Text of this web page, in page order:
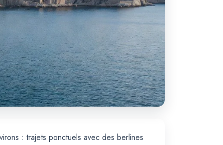
: trajets ponctuels avec des berlines